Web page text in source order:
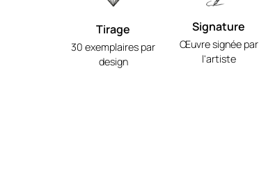
Tirage
30 exemplaires par
design
Signature
Œuvre signée par
l'artiste